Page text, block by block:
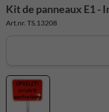
Kit de panneaux E1
Art.nr. TS.13208